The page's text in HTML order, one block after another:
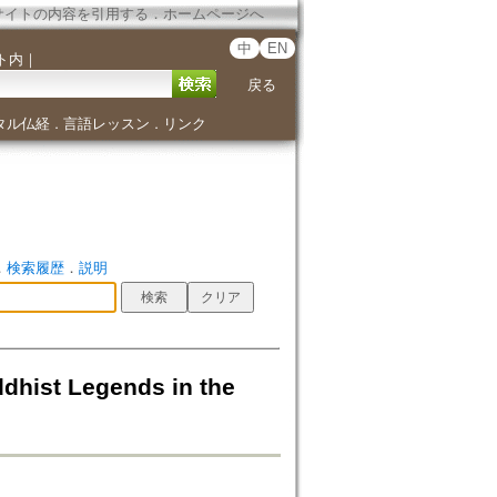
イトの内容を引用する ． ホームページへ
内 ｜
中 EN
戻る
ル仏経． 言語レッスン ． リンク
検索履歴． 説明
Legends in the